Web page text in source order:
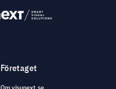
Företaget